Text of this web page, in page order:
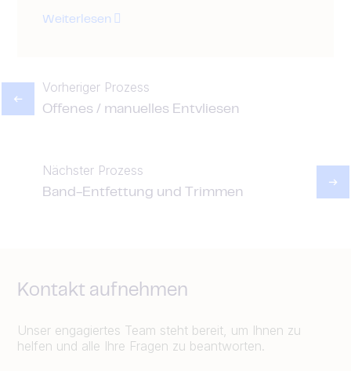
Weiterlesen
Vorheriger Prozess
Offenes / manuelles Entvliesen
Nächster Prozess
Band-Entfettung und Trimmen
Kontakt aufnehmen
Unser engagiertes Team steht bereit, um Ihnen zu
helfen und alle Ihre Fragen zu beantworten.